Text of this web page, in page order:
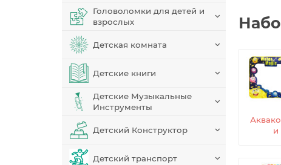
Головоломки для детей и
взрослых
Детская комната
Детские книги
Детские Музыкальные
Инструменты
Детский Конструктор
Детский транспорт
и